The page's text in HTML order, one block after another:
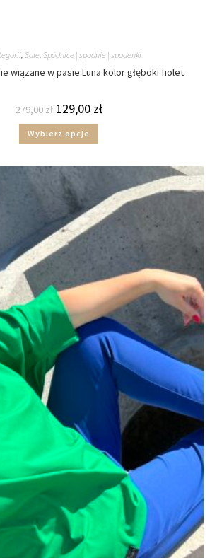
, Sale Spódnice | spodnie | spodenki
wiązane w pasie Luna kolor głęboki fiolet
279,00zł 129,00 zł
Wybierz opcje